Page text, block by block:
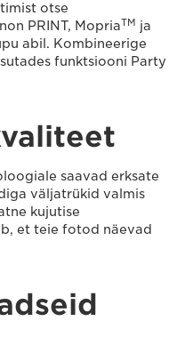
otse
PRINT, MopriaTM ja
abil. Kombineerige
funktsiooni Party
saavad erksate
väljatrükid valmis
kujutise
et teie fotod näevad